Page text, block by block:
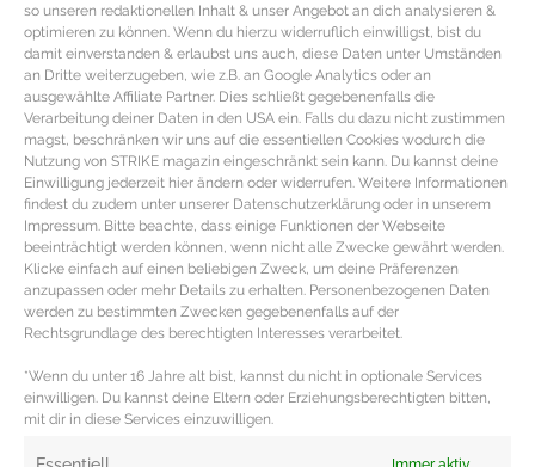
so unseren redaktionellen Inhalt & unser Angebot an dich analysieren &
optimieren zu können. Wenn du hierzu widerruflich einwilligst, bist du
damit einverstanden & erlaubst uns auch, diese Daten unter Umständen
an Dritte weiterzugeben, wie z.B. an Google Analytics oder an
ausgewählte Affiliate Partner. Dies schließt gegebenenfalls die
Verarbeitung deiner Daten in den USA ein. Falls du dazu nicht zustimmen
magst, beschränken wir uns auf die essentiellen Cookies wodurch die
Nutzung von STRIKE magazin eingeschränkt sein kann. Du kannst deine
Einwilligung jederzeit hier ändern oder widerrufen. Weitere Informationen
findest du zudem unter unserer Datenschutzerklärung oder in unserem
Impressum. Bitte beachte, dass einige Funktionen der Webseite
beeinträchtigt werden können, wenn nicht alle Zwecke gewährt werden.
Klicke einfach auf einen beliebigen Zweck, um deine Präferenzen
anzupassen oder mehr Details zu erhalten. Personenbezogenen Daten
werden zu bestimmten Zwecken gegebenenfalls auf der
Rechtsgrundlage des berechtigten Interesses verarbeitet.
*Wenn du unter 16 Jahre alt bist, kannst du nicht in optionale Services
einwilligen. Du kannst deine Eltern oder Erziehungsberechtigten bitten,
mit dir in diese Services einzuwilligen.
HAAR TUTORIAL – Tipps für fülliges
Haar und Haarvolumen
jeder von Mutter Natur mit einer fülligen Haarpracht
gesegnet. Aber kein